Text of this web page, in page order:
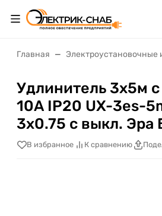
Главная Электроустановочные
Удлинитель 3х5м с
10А IP20 UX-3es-
3х0.75 с выкл. Эра
В избранное К сравнению